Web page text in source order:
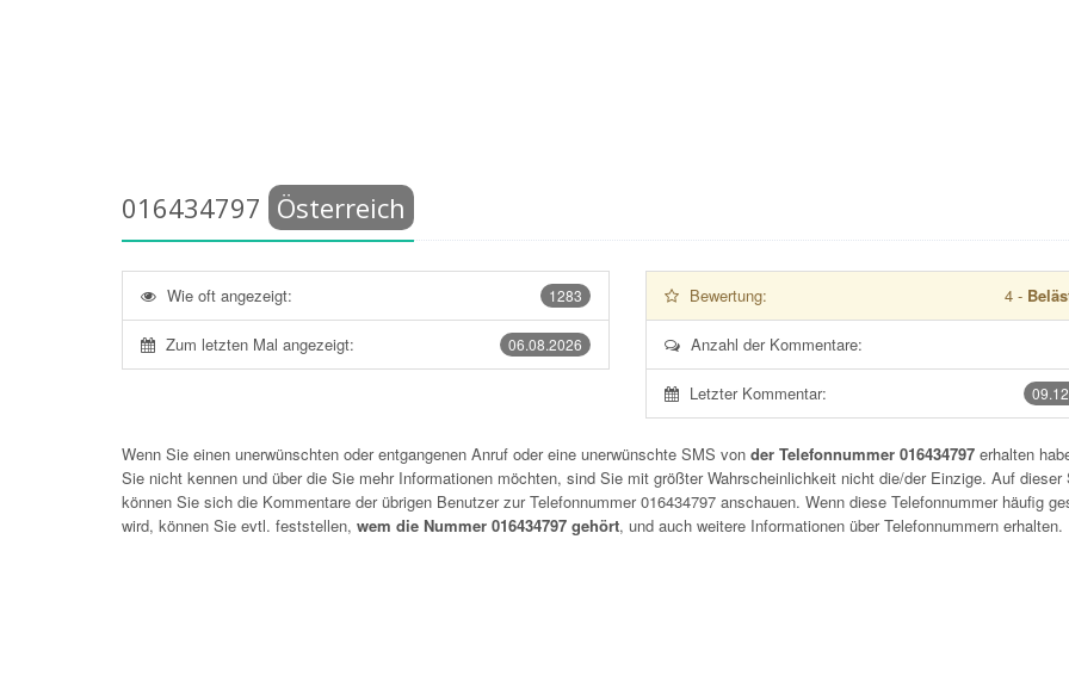
016434797 Österreich
1283
Wie oft angezeigt:
06.08.2026
Zum letzten Mal angezeigt:
Bewertung: 4-
Anzahl der Kommentare:
Letzter Kommentar:
Wenn Sie einen unerwünschten oder entgangenen Anruf oder eine unerwünschte SMS von der Telefonnummer 016434797 erhalten
Sie nicht kennen und über die Sie mehr Informationen möchten, sind Sie mit größter Wahrscheinlichkeit nicht die/der Einzige. Auf dieser
können Sie sich die Kommentare der übrigen Benutzer zur Telefonnummer016434797 anschauen. Wenn diese Telefonnummer häufig
wird, können Sie evtl. feststellen, wem die Nummer 016434797 gehört, und auch weitere Informationen über Telefonnummern erhalten.